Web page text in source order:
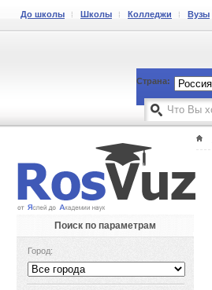
До школы Школы Колледжи Вузы
Страна:
Поиск по параметрам
Город: